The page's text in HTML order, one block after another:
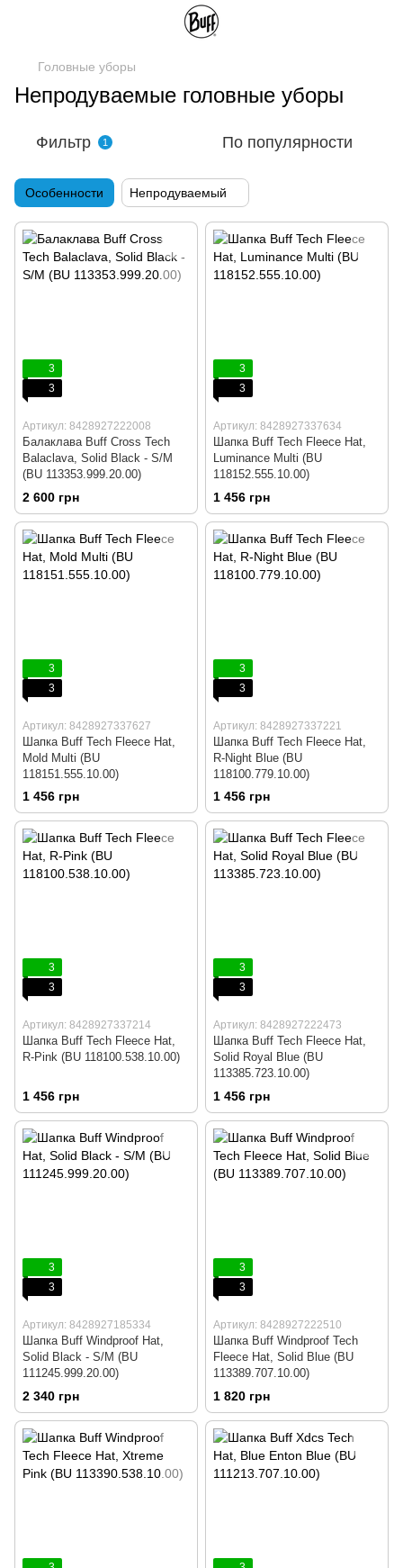
Головные уборы
Непродуваемые головные уборы
Фильтр 1 По популярности
Особенности Непродуваемый
3
3
Артикул: 8428927222008
Балаклава Buff Cross Tech
Balaclava, Solid Black - S/M
(BU 113353.999.20.00)
2 600 грн
3
3
Артикул: 8428927337634
Шапка Buff Tech Fleece Hat,
Luminance Multi (BU
118152.555.10.00)
1 456 грн
3
3
Артикул: 8428927337627
Шапка Buff Tech Fleece Hat,
Mold Multi (BU
118151.555.10.00)
1 456 грн
3
3
Артикул: 8428927337221
Шапка Buff Tech Fleece Hat,
R-Night Blue (BU
118100.779.10.00)
1 456 грн
3
3
Артикул: 8428927337214
Шапка Buff Tech Fleece Hat,
R-Pink (BU 118100.538.10.00)
1 456 грн
3
3
Артикул: 8428927222473
Шапка Buff Tech Fleece Hat,
Solid Royal Blue (BU
113385.723.10.00)
1 456 грн
3
3
Артикул: 8428927185334
Шапка Buff Windproof Hat,
Solid Black - S/M (BU
111245.999.20.00)
2 340 грн
3
3
Артикул: 8428927222510
Шапка Buff Windproof Tech
Fleece Hat, Solid Blue (BU
113389.707.10.00)
1 820 грн